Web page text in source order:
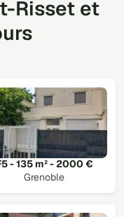
Risset et
- 135 m² - 2000 €
Grenoble